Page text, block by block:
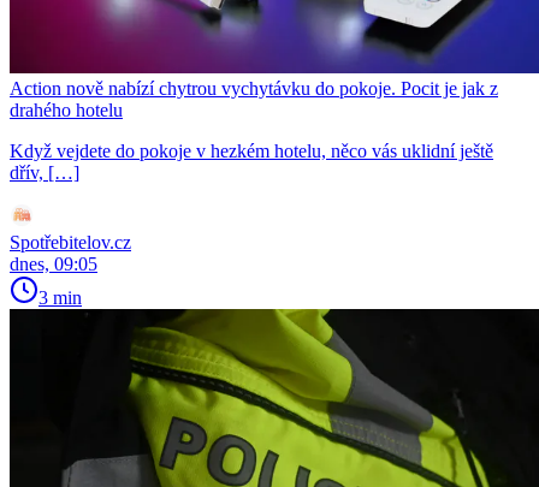
Action nově nabízí chytrou vychytávku do pokoje. Pocit je jak z
drahého hotelu
Když vejdete do pokoje v hezkém hotelu, něco vás uklidní ještě
dřív, […]
Spotřebitelov.cz
dnes, 09:05
3 min